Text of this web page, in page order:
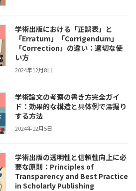
学術出版における「正誤表」と
「Erratum」「Corrigendum」
「Correction」の違い：適切な使
い方
2024年12月8日
学術論文の考察の書き方完全ガイ
ド：効果的な構造と具体例で深掘り
する方法
2024年12月5日
学術出版の透明性と信頼性向上に必
要な原則：Principles of
Transparency and Best Practice
in Scholarly Publishing